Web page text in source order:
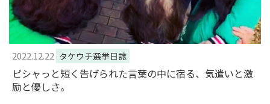
2022.12.22 タケウチ選挙日誌
ピシャっと短く告げられた言葉の中に宿る、気遣いと激
励と優しさ。